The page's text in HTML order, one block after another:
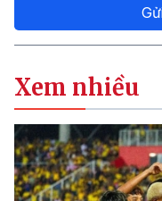
Xem nhiều